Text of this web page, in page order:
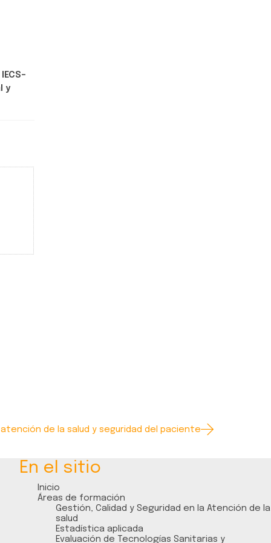
IECS–
y
de la salud y seguridad del paciente
En el sitio
Inicio
Áreas de formación
Gestión, Calidad y Seguridad en la Atención de la
salud
Estadística aplicada
Evaluación de Tecnologías Sanitarias y